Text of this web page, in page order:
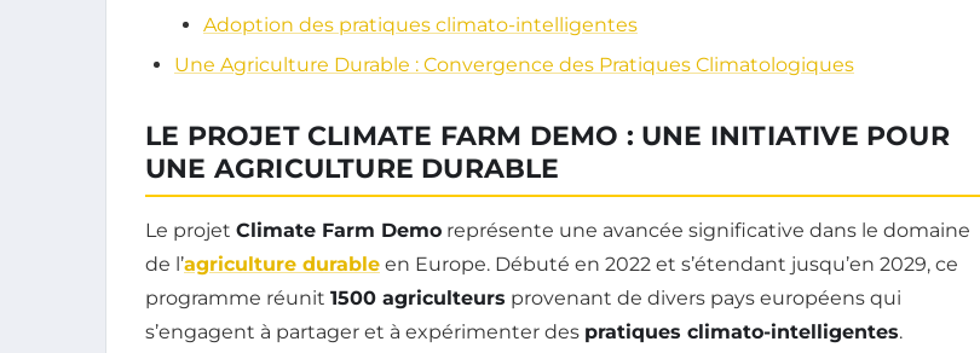
Adoption des pratiques climato-intelligentes
Une Agriculture Durable : Convergence des Pratiques Climatologiques
LE PROJET CLIMATE FARM DEMO : UNE INITIATIVE POUR
UNE AGRICULTURE DURABLE
Le projet Climate Farm Demo représente une avancée significative dans le domaine
de l’agriculture durable en Europe. Débuté en 2022 et s’étendant jusqu’en 2029, ce
programme réunit 1500 agriculteurs provenant de divers pays européens qui
s’engagent à partager et à expérimenter des pratiques climato-intelligentes.